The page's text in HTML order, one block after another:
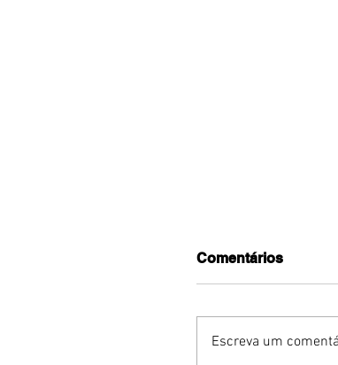
Comentários
Escreva um